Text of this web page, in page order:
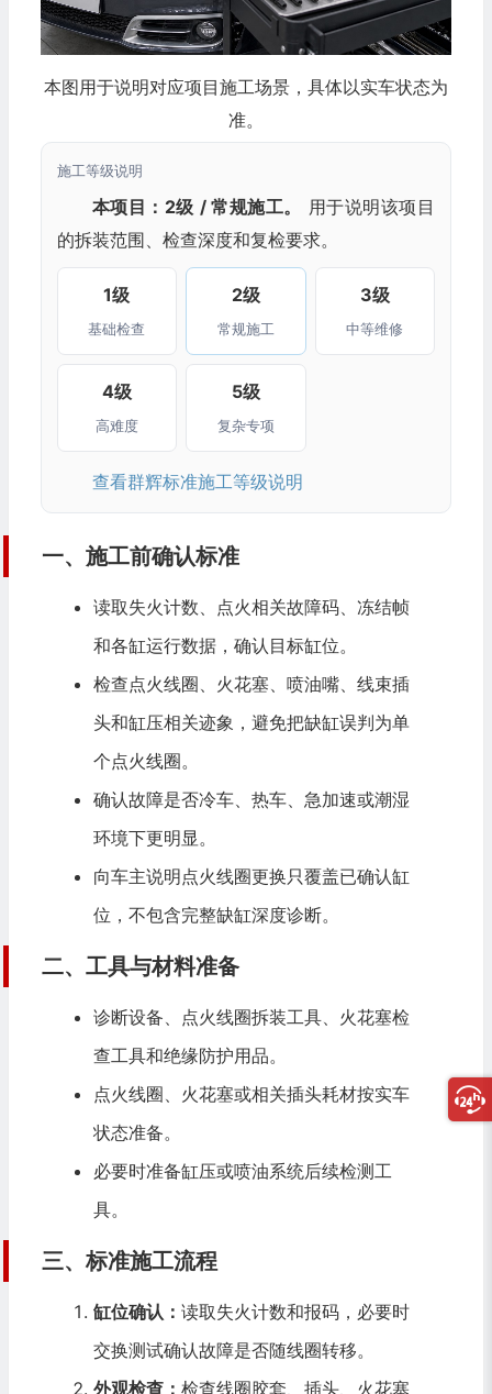
本图用于说明对应项目施工场景，具体以实车状态为
准。
施工等级说明
本项目：2级 / 常规施工。
用于说明该项目
的拆装范围、检查深度和复检要求。
1级
基础检查
2级
常规施工
3级
中等维修
4级
高难度
5级
复杂专项
查看群辉标准施工等级说明
一、施工前确认标准
读取失火计数、点火相关故障码、冻结帧
和各缸运行数据，确认目标缸位。
检查点火线圈、火花塞、喷油嘴、线束插
头和缸压相关迹象，避免把缺缸误判为单
个点火线圈。
确认故障是否冷车、热车、急加速或潮湿
环境下更明显。
向车主说明点火线圈更换只覆盖已确认缸
位，不包含完整缺缸深度诊断。
二、工具与材料准备
诊断设备、点火线圈拆装工具、火花塞检
查工具和绝缘防护用品。
点火线圈、火花塞或相关插头耗材按实车
状态准备。
必要时准备缸压或喷油系统后续检测工
具。
三、标准施工流程
缸位确认： 读取失火计数和报码，必要时
交换测试确认故障是否随线圈转移。
外观检查： 检查线圈胶套、插头、火花塞